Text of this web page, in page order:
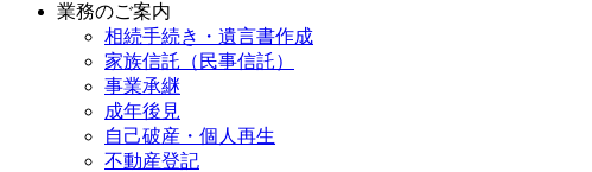
業務のご案内
相続手続き・遺言書作成
家族信託（民事信託）
事業承継
成年後見
自己破産・個人再生
不動産登記